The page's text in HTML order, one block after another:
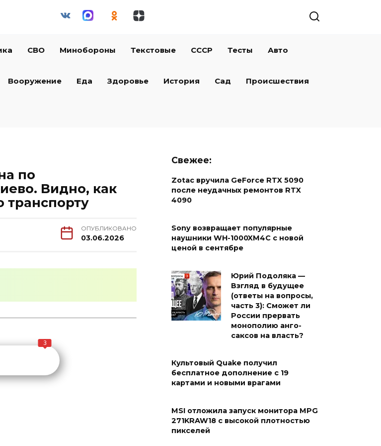
СВО Минобороны Текстовые СССР Тесты Авто
Вооружение Еда Здоровье История Сад Происшествия
по
Видно, как
транспорту
ОПУБЛИКОВАНО
03.06.2026
3
Свежее:
Zotac вручила GeForce RTX 5090
после неудачных ремонтов RTX
4090
Sony возвращает популярные
наушники WH-1000XM4C с новой
ценой в сентябре
Юрий Подоляка —
Взгляд в будущее
(ответы на вопросы,
часть 3): Сможет ли
России прервать
монополию анго-
саксов на власть?
Культовый Quake получил
бесплатное дополнение с 19
картами и новыми врагами
MSI отложила запуск монитора MPG
271KRAW18 с высокой плотностью
пикселей